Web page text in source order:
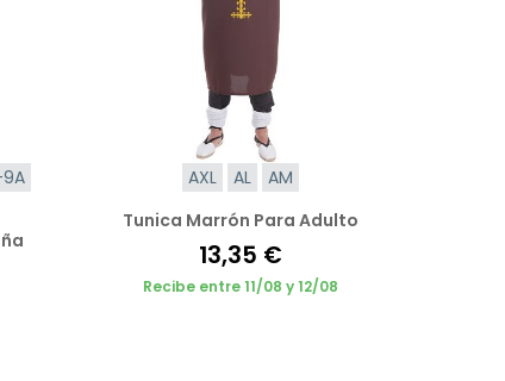
AXL AL
AM
Tunica Marrón Para Adulto
13,35 €
Recibe entre 11/08 y 12/08